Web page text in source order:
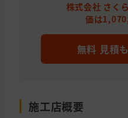
株式会社 さく
価は
無料 見積
施工店概要